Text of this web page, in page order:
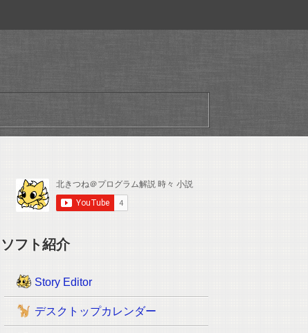
ソフト紹介
Story Editor
デスクトップカレンダー